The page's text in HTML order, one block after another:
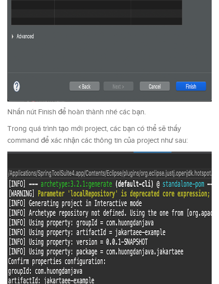
Nhấn nút Finish để hoàn thành nhé các bạn.
Trong quá trình tạo mới project, các bạn có thể sẽ thấy
command để xác nhận các thông tin của project như sau: